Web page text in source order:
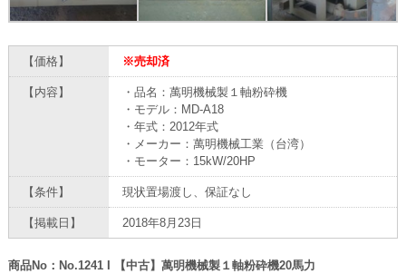
【価格】 ※売却済
【内容】
・品名：萬明機械製１軸粉砕機
・モデル：MD-A18
・年式：2012年式
・メーカー：萬明機械工業（台湾）
・モーター：15kW/20HP
【条件】 現状置場渡し、保証なし
【掲載日】 2018年8月23日
商品No：No.1241 I 【中古】萬明機械製１軸粉砕機20馬力